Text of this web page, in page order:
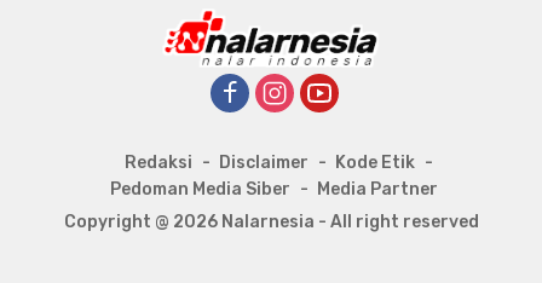
Redaksi Disclaimer
Kode Etik
Pedoman Media Siber
Media Partner
Copyright @ 2026 Nalarnesia - All right reserved